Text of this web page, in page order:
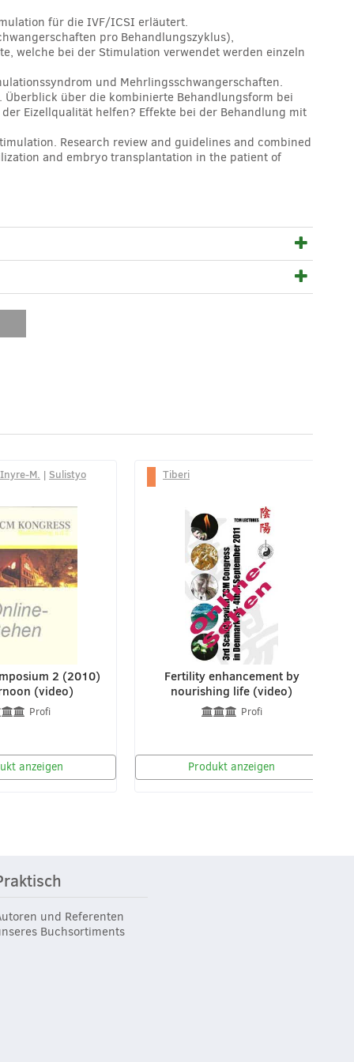
für die IVF/ICSI erläutert.
pro Behandlungszyklus),
welche bei der Stimulation verwendet werden einzeln
und Mehrlingsschwangerschaften.
über die kombinierte Behandlungsform bei
Eizellqualität helfen? Effekte bei der Behandlung mit
Research review and guidelines and combined
and embryo transplantation in the patient of
M. | Sulistyo
2 (2010)
(video)
Profi
anzeigen
Tiberi
Fertility enhancement by
nourishing life (video)
Profi
Produkt anzeigen
und Referenten
Buchsortiments